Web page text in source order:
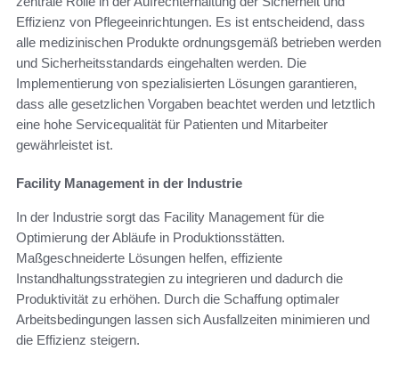
Effizienz von Pflegeeinrichtungen. Es ist entscheidend, dass
alle medizinischen Produkte ordnungsgemäß betrieben werden
und Sicherheitsstandards eingehalten werden. Die
Implementierung von spezialisierten Lösungen garantieren,
dass alle gesetzlichen Vorgaben beachtet werden und letztlich
eine hohe Servicequalität für Patienten und Mitarbeiter
gewährleistet ist.
Facility Management in der Industrie
In der Industrie sorgt das Facility Management für die
Optimierung der Abläufe in Produktionsstätten.
Maßgeschneiderte Lösungen helfen, effiziente
Instandhaltungsstrategien zu integrieren und dadurch die
Produktivität zu erhöhen. Durch die Schaffung optimaler
Arbeitsbedingungen lassen sich Ausfallzeiten minimieren und
die Effizienz steigern.